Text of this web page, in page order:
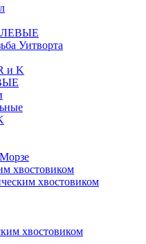
ЛЕВЫЕ
Уитворта
и K
хвостовиком
хвостовиком
хвостовиком